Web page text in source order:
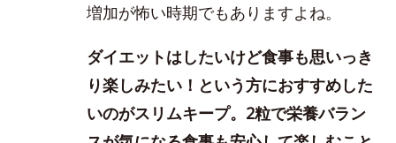
増加が怖い時期でもありますよね。
ダイエットはしたいけど食事も思いっき
り楽しみたい！という方におすすめした
いのがスリムキープ。2粒で栄養バラン